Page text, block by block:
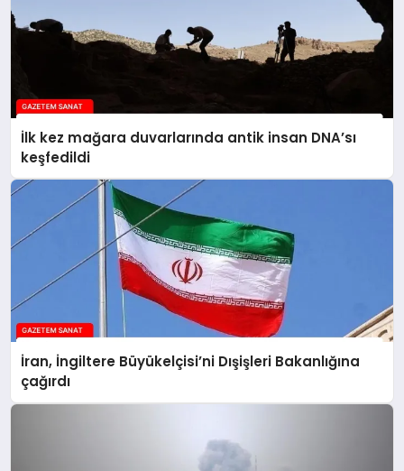
İlk kez mağara duvarlarında antik insan DNA’sı
keşfedildi
İran, İngiltere Büyükelçisi’ni Dışişleri Bakanlığına
çağırdı